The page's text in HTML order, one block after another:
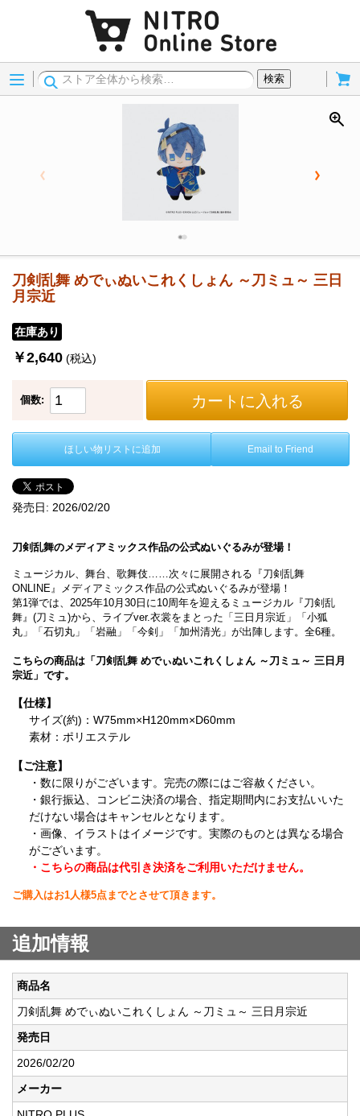
Menu
検索
刀剣乱舞 めでぃぬいこれくしょん ～刀ミュ～ 三日
月宗近
在庫あり
￥2,640 (税込)
個数: カートに入れる
ほしい物リストに追加 Email to Friend
発売日: 2026/02/20
刀剣乱舞のメディアミックス作品の公式ぬいぐるみが登場！
ミュージカル、舞台、歌舞伎……次々に展開される『刀剣乱舞
ONLINE』メディアミックス作品の公式ぬいぐるみが登場！
第1弾では、2025年10月30日に10周年を迎えるミュージカル『刀剣乱
舞』(刀ミュ)から、ライブver.衣裳をまとった「三日月宗近」「小狐
丸」「石切丸」「岩融」「今剣」「加州清光」が出陣します。全6種。
こちらの商品は「刀剣乱舞 めでぃぬいこれくしょん ～刀ミュ～ 三日月
宗近」です。
【仕様】
サイズ(約)：W75mm×H120mm×D60mm
素材：ポリエステル
【ご注意】
・数に限りがございます。完売の際にはご容赦ください。
・銀行振込、コンビニ決済の場合、指定期間内にお支払いいた
だけない場合はキャンセルとなります。
・画像、イラストはイメージです。実際のものとは異なる場合
がございます。
・こちらの商品は代引き決済をご利用いただけません。
ご購入はお1人様5点までとさせて頂きます。
追加情報
商品名
刀剣乱舞 めでぃぬいこれくしょん ～刀ミュ～ 三日月宗近
発売日
2026/02/20
メーカー